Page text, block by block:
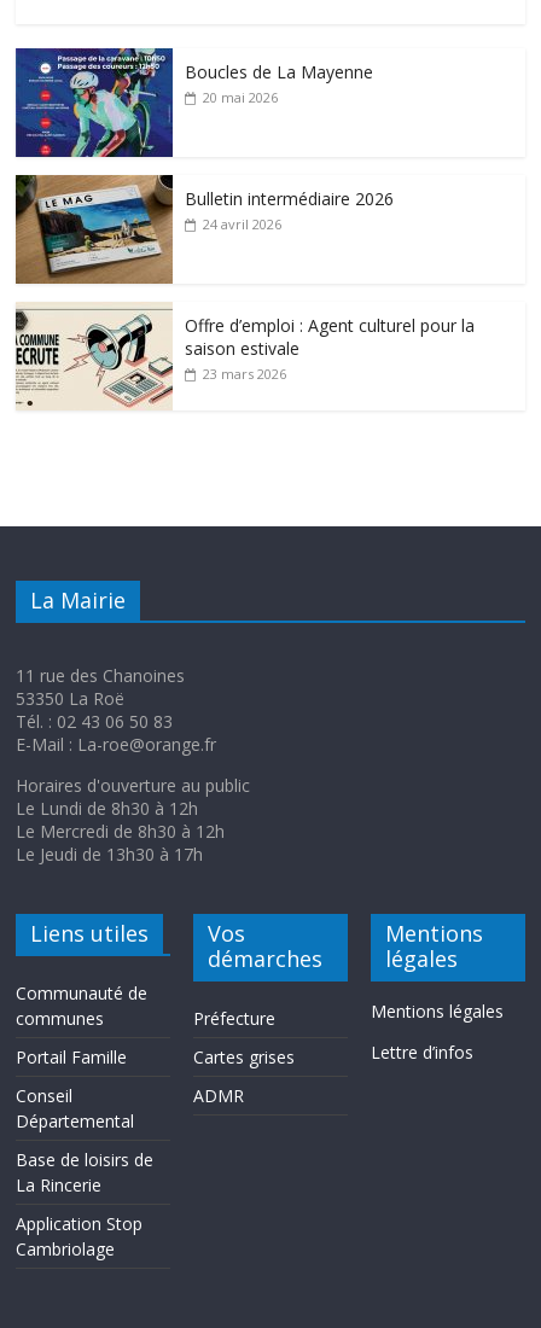
Boucles de La Mayenne
20 mai 2026
Bulletin intermédiaire 2026
24 avril 2026
Offre d’emploi : Agent culturel pour la
saison estivale
23 mars 2026
La Mairie
11 rue des Chanoines
53350 La Roë
Tél. : 02 43 06 50 83
E-Mail : La-roe@orange.fr
Horaires d'ouverture au public
Le Lundi de 8h30 à 12h
Le Mercredi de 8h30 à 12h
Le Jeudi de 13h30 à 17h
Liens utiles
Communauté de
communes
Portail Famille
Conseil
Départemental
Base de loisirs de
La Rincerie
Application Stop
Cambriolage
Vos
démarches
Préfecture
Cartes grises
ADMR
Mentions
légales
Mentions légales
Lettre d’infos